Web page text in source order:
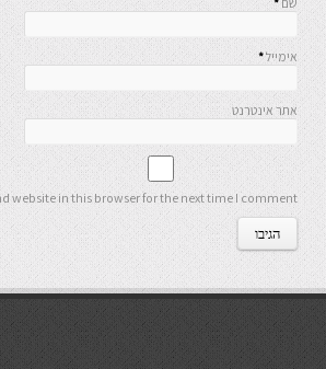
אימייל*
אתר אינטרנט
website in this browser for the next time I comment.